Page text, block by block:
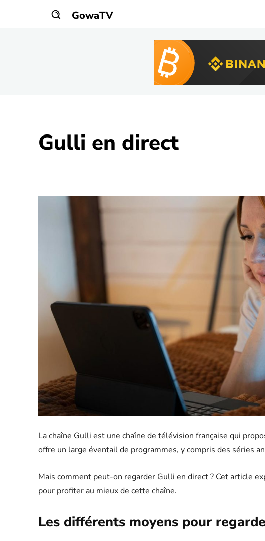
GowaTV
Gulli en direct
La chaîne Gulli est une chaîne de télévision française qui
offre un large éventail de programmes, y compris des séries
Mais comment peut-on regarder Gulli en direct ? Cet article
pour profiter au mieux de cette chaîne.
Les différents moyens pour